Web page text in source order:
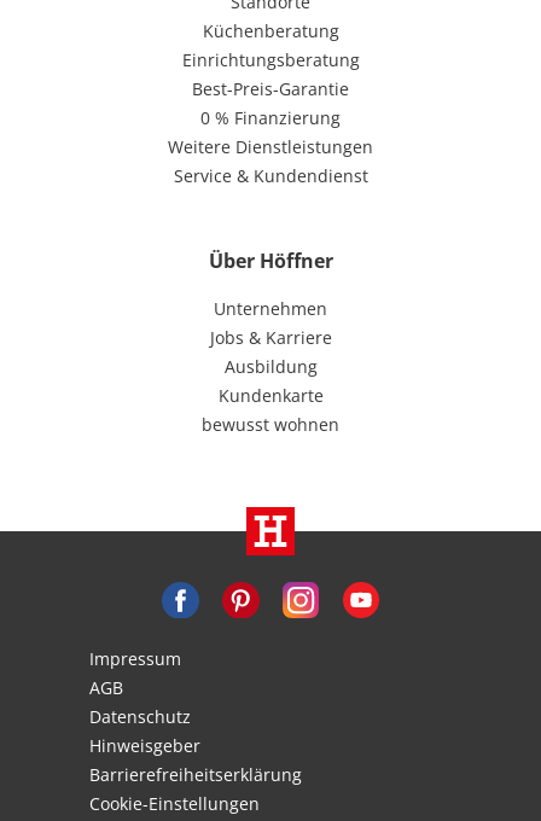
Küchenberatung
Einrichtungsberatung
Best-Preis-Garantie
0 % Finanzierung
Weitere Dienstleistungen
Service & Kundendienst
Über Höffner
Unternehmen
Jobs & Karriere
Ausbildung
Kundenkarte
bewusst wohnen
Impressum
AGB
Datenschutz
Hinweisgeber
Barrierefreiheitserklärung
Cookie-Einstellungen